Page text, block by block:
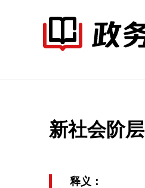
新社会阶层
释义：